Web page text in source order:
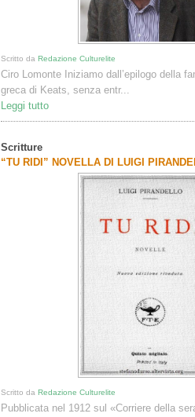
Scritto daRedazione Culturelite
Ciro Lomonte Iniziamo dall’epilogo della
greca di Keats, senza entr...
Leggi tutto
Scritture
“TU RIDI” NOVELLA DI LUIGI
Scritto daRedazione Culturelite
Pubblicata nel 1912 sul «Corriere della